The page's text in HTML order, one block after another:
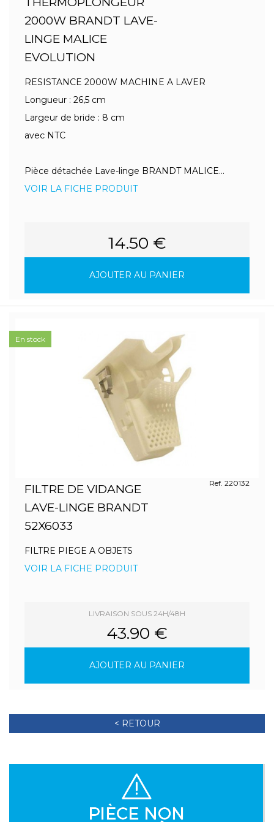
2000W BRANDT LAVE-
LINGE MALICE
EVOLUTION
RESISTANCE 2000W MACHINE A LAVER
Longueur : 26,5 cm
Largeur de bride : 8 cm
avec NTC
Pièce détachée Lave-linge BRANDT MALICE...
VOIR LA FICHE PRODUIT
14.50 €
AJOUTER AU PANIER
FILTRE DE VIDANGE
LAVE-LINGE BRANDT
52X6033
Ref. 220132
FILTRE PIEGE A OBJETS
VOIR LA FICHE PRODUIT
LIVRAISON SOUS 24H/48H
43.90 €
AJOUTER AU PANIER
En stock
< RETOUR